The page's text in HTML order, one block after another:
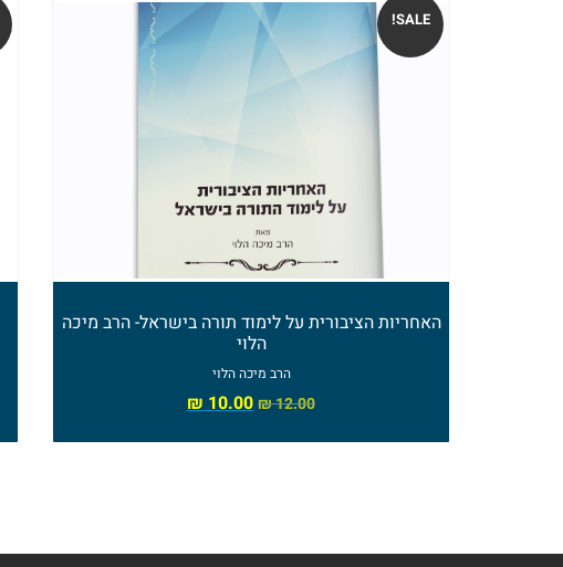
SALE!
האחריות הציבורית על לימוד תורה בישראל- הרב מיכה
הלוי
הרב מיכה הלוי
12.00
₪
10.00
₪